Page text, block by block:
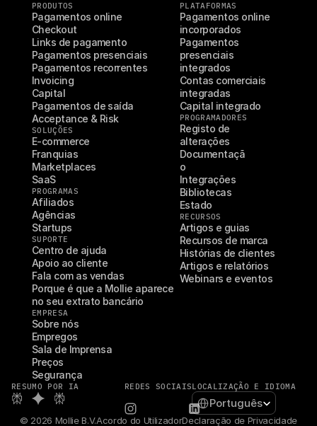
PRODUTOS
Pagamentos online
Checkout
Links de pagamento
Pagamentos presenciais
Pagamentos recorrentes
Invoicing
Capital
Pagamentos de saída
Acceptance & Risk
SOLUÇÕES
E-commerce
Franquias
Marketplaces
SaaS
PROGRAMAS
Afiliados
Agências
Startups
SUPORTE
Centro de ajuda
Apoio ao cliente
Fala com as vendas
Porque é que a Mollie aparece
no seu extrato bancário
EMPRESA
Sobre nós
Empregos
Sala de Imprensa
Preços
Segurança
PLATAFORMAS
Pagamentos online
incorporados
Pagamentos
presenciais
integrados
Contas comerciais
integradas
Capital integrado
PROGRAMADORES
Registo de
alterações
Documentaçã
o
Integrações
Bibliotecas
Estado
RECURSOS
Artigos e guias
Recursos de marca
Histórias de clientes
Artigos e relatórios
Webinars e eventos
RESUMO POR IA REDES SOCIAISLOCALIZAÇÃO E IDIOMA
Select Language
Português
© 2026 Mollie B.V.Acordo do UtilizadorDeclaração de Privacidade